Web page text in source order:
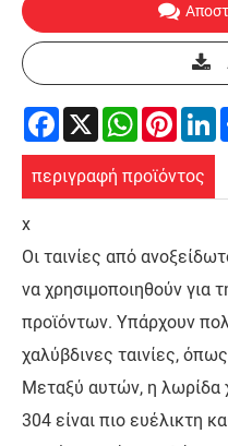
Facebook
X WhatsApp
περιγραφή προϊόντος
x
Οι ταινίες από
να χρησιμοποιηθούν
προϊόντων. Υπάρχουν
χαλύβδινες ταινίες,
Μεταξύ αυτών, η
304 είναι πιο ευέλικτη